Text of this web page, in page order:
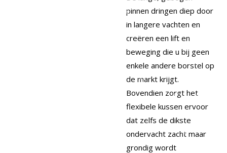
pinnen dringen diep door
in langere vachten en
creëren een lift en
beweging die u bij geen
enkele andere borstel op
de markt krijgt.
Bovendien zorgt het
flexibele kussen ervoor
dat zelfs de dikste
ondervacht zacht maar
grondig wordt